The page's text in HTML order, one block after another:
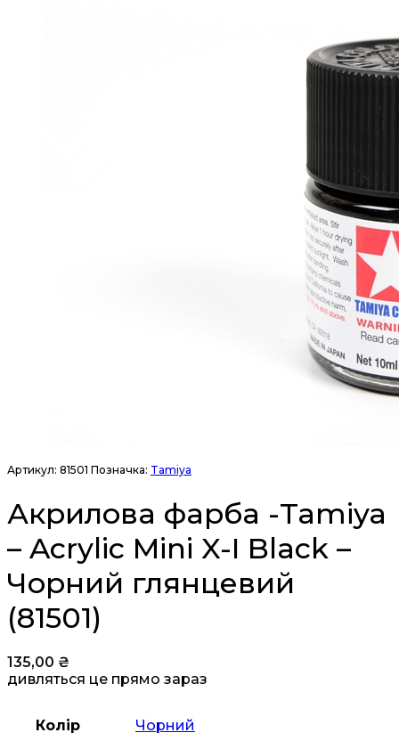
Артикул: 81501 Позначка: Tamiya
Акрилова фарба -Tamiya
– Acrylic Mini X-I Black –
Чорний глянцевий
(81501)
135,00 ₴
дивляться це прямо зараз
Колір
Чорний